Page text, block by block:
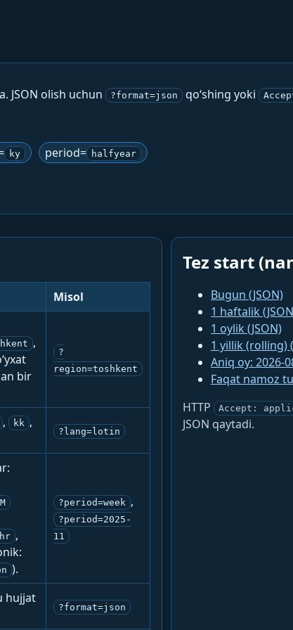
JSON olish uchun ?format=json qo‘shing yoki
ky period= halfyear
Misol
,
bir
?
region=toshkent
, kk ,
?lang=lotin
,
).
?period=week ,
?period=2025-
11
hujjat
?format=json
Tez start
Bugun (JSON)
1 haftalik
1 oylik (JSON)
1 yillik (rolling)
Aniq oy: 2026-
Faqat namoz
HTTP
Accept:
JSON qaytadi.